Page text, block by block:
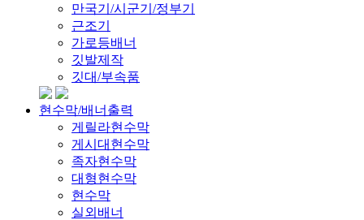
만국기/시군기/정부기
근조기
가로등배너
깃발제작
깃대/부속품
현수막/배너출력
게릴라현수막
게시대현수막
족자현수막
대형현수막
현수막
실외배너